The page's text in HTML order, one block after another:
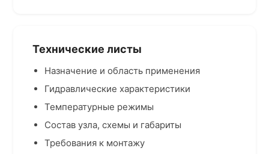
Технические листы
Назначение и область применения
Гидравлические характеристики
Температурные режимы
Состав узла, схемы и габариты
Требования к монтажу